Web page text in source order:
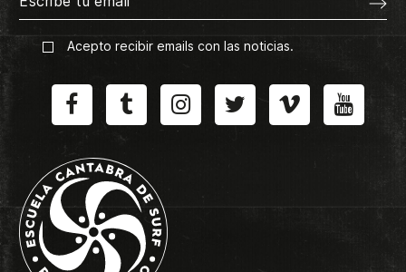
Acepto recibir emails con las noticias.